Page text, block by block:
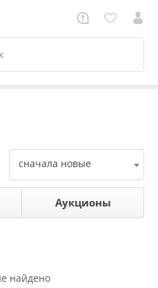
Аукционы
сначала новые
найдено